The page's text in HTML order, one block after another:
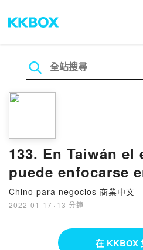
133. En Taiwán el
puede enfocarse
pasar dos tercios
Chino para negocios 商業中文
2022-01-17 · 13 分鐘
在 KKBOX